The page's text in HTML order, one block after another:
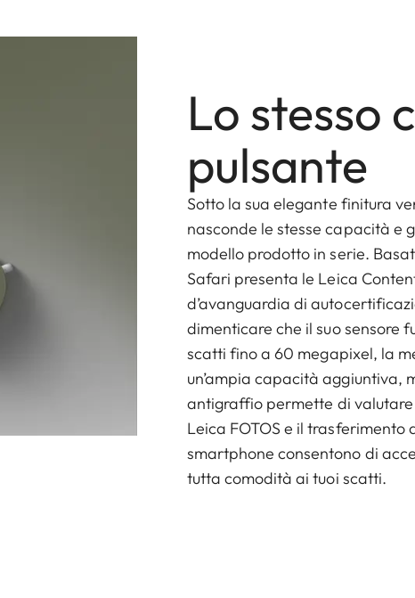
Lo stesso
pulsante
Sotto la sua elegante finitura
nasconde le stesse capacità e
modello prodotto in serie.
Safari presenta le Leica
d’avanguardia di
dimenticare che il suo sensore
scatti fino a 60 megapixel, la
un’ampia capacità aggiuntiva,
antigraffio permette di
Leica FOTOS e il
smartphone consentono di
tutta comodità ai tuoi scatti.